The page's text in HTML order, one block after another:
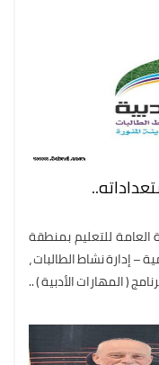
العامة للتعليم بمنطقة
– إدارة نشاط الطالبات ،
( المهارات الأدبية ) ..